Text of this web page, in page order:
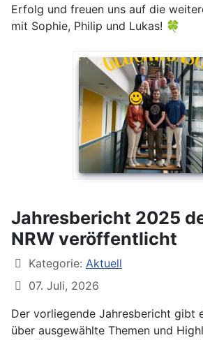
Erfolg und freuen uns auf die
mit Sophie, Philip und Lukas! 🍀
Jahresbericht 2025
NRW veröffentlicht
Kategorie: Aktuell
07. Juli, 2026
Der vorliegende Jahresbericht gibt
über ausgewählte Themen und